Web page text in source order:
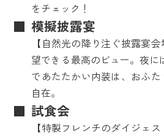
をチェック！
模擬披露宴
【自然光の降り注ぐ披露宴
望できる最高のビュー。夜に
であたたかい内装は、おふ
自在。
試食会
【特製フレンチのダイジェ